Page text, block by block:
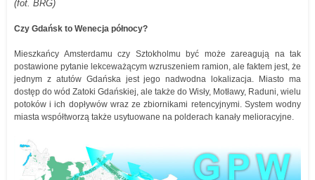
(fot. BRG)
Czy Gdańsk to Wenecja północy?
Mieszkańcy Amsterdamu czy Sztokholmu być może zareagują na tak
postawione pytanie lekceważącym wzruszeniem ramion, ale faktem jest, że
jednym z atutów Gdańska jest jego nadwodna lokalizacja. Miasto ma
dostęp do wód Zatoki Gdańskiej, ale także do Wisły, Motławy, Raduni, wielu
potoków i ich dopływów wraz ze zbiornikami retencyjnymi. System wodny
miasta współtworzą także usytuowane na polderach kanały melioracyjne.